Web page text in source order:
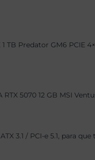
TB Predator GM6 PCIE
5070 12 GB MSI
3.1 / PCI-e 5.1, para